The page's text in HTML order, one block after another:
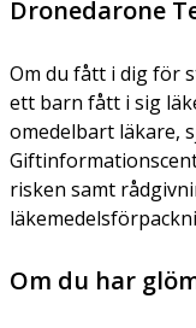
Dronedarone
Om du fått i dig för
ett barn fått i sig
omedelbart läkare,
risken samt
Om du har